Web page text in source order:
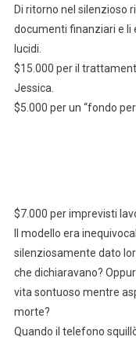
Di ritorno nel silenzioso
documenti finanziari e li
lucidi.
$15.000 per il
Jessica.
$5.000 per un “fondo
$7.000 per imprevisti
Il modello era
silenziosamente dato
che dichiaravano?
vita sontuoso mentre
morte?
Quando il telefono